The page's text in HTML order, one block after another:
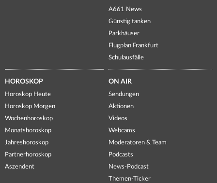
A661 News
Günstig tanken
Parkhäuser
Flugplan Frankfurt
Schulausfälle
HOROSKOP
Horoskop Heute
Horoskop Morgen
Wochenhoroskop
Monatshoroskop
Jahreshoroskop
Partnerhoroskop
Aszendent
ON AIR
Sendungen
Aktionen
Videos
Webcams
Moderatoren & Team
Podcasts
News-Podcast
Themen-Ticker